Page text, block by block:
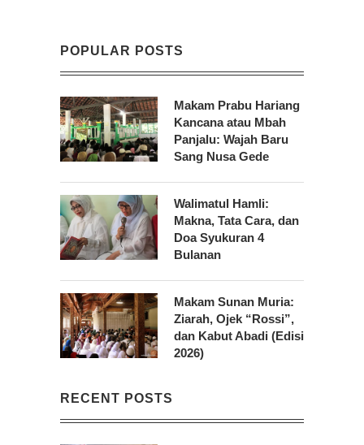
POPULAR POSTS
Makam Prabu Hariang
Kancana atau Mbah
Panjalu: Wajah Baru
Sang Nusa Gede
Walimatul Hamli:
Makna, Tata Cara, dan
Doa Syukuran 4
Bulanan
Makam Sunan Muria:
Ziarah, Ojek “Rossi”,
dan Kabut Abadi (Edisi
2026)
RECENT POSTS